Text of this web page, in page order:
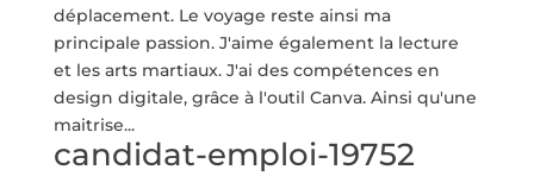
déplacement. Le voyage reste ainsi ma
principale passion. J'aime également la lecture
et les arts martiaux. J'ai des compétences en
design digitale, grâce à l'outil Canva. Ainsi qu'une
maitrise...
candidat-emploi-19752